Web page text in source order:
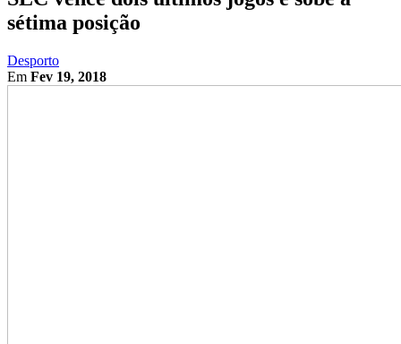
sétima posição
Desporto
Em Fev 19, 2018